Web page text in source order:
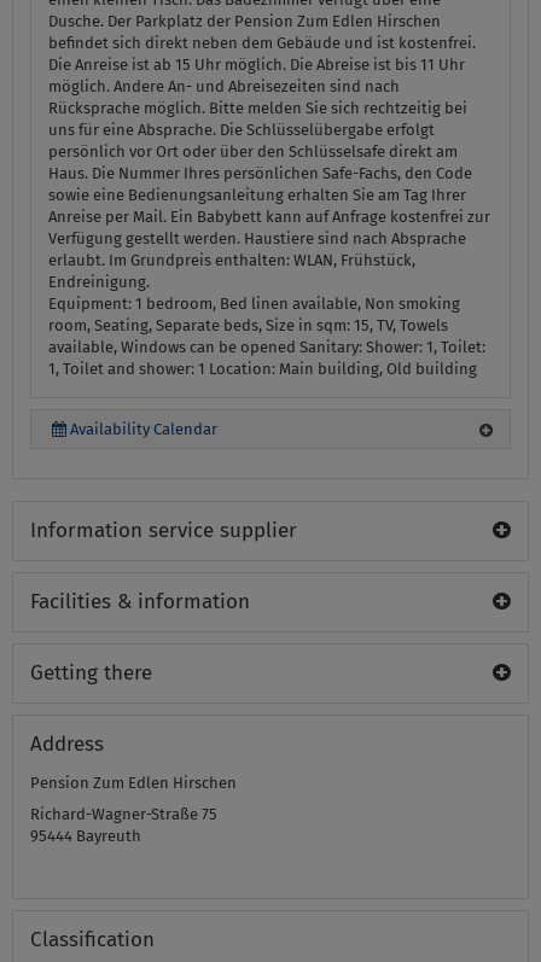
Dusche. Der Parkplatz der Pension Zum Edlen Hirschen
befindet sich direkt neben dem Gebäude und ist kostenfrei.
Die Anreise ist ab 15 Uhr möglich. Die Abreise ist bis 11 Uhr
möglich. Andere An- und Abreisezeiten sind nach
Rücksprache möglich. Bitte melden Sie sich rechtzeitig bei
uns für eine Absprache. Die Schlüsselübergabe erfolgt
persönlich vor Ort oder über den Schlüsselsafe direkt am
Haus. Die Nummer Ihres persönlichen Safe-Fachs, den Code
sowie eine Bedienungsanleitung erhalten Sie am Tag Ihrer
Anreise per Mail. Ein Babybett kann auf Anfrage kostenfrei zur
Verfügung gestellt werden. Haustiere sind nach Absprache
erlaubt. Im Grundpreis enthalten: WLAN, Frühstück,
Endreinigung.
Equipment: 1 bedroom, Bed linen available, Non smoking
room, Seating, Separate beds, Size in sqm: 15, TV, Towels
available, Windows can be opened Sanitary: Shower: 1, Toilet:
1, Toilet and shower: 1 Location: Main building, Old building
Availability Calendar
Information service supplier
Facilities & information
Getting there
Address
Pension Zum Edlen Hirschen
Richard-Wagner-Straße 75
95444 Bayreuth
Classification